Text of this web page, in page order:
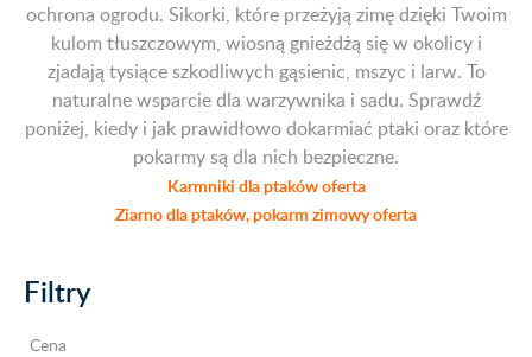
ochrona ogrodu. Sikorki, które przeżyją zimę dzięki Twoim
kulom tłuszczowym, wiosną gnieżdżą się w okolicy i
zjadają tysiące szkodliwych gąsienic, mszyc i larw. To
naturalne wsparcie dla warzywnika i sadu. Sprawdź
poniżej, kiedy i jak prawidłowo dokarmiać ptaki oraz które
pokarmy są dla nich bezpieczne.
Karmniki dla ptaków oferta
Ziarno dla ptaków, pokarm zimowy oferta
Filtry
Cena